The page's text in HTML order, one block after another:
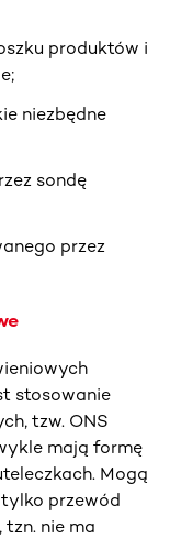
produktów i
niezbędne
sondę
przez
stosowanie
tzw. ONS
mają formę
Mogą
przewód
nie ma